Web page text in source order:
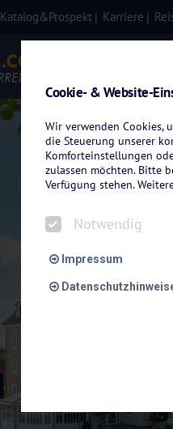
Katalog&Prospekt Karriere
Cookie- & Website-
Wir verwenden Cookies,
die Steuerung unserer
Komforteinstellungen
zulassen möchten. Bitte
Verfügung stehen.
Notwendig
Impressum
Diese Cookies sind für
möchten, um Ihnen